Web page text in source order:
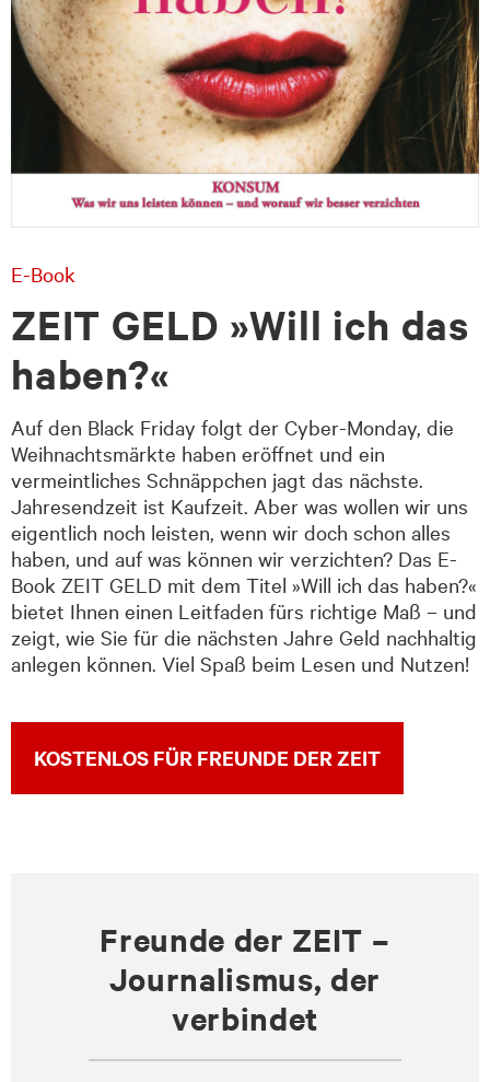
E-Book
ZEIT GELD »Will ich das
haben?«
Auf den Black Friday folgt der Cyber-Monday, die
Weihnachtsmärkte haben eröffnet und ein
vermeintliches Schnäppchen jagt das nächste.
Jahresendzeit ist Kaufzeit. Aber was wollen wir uns
eigentlich noch leisten, wenn wir doch schon alles
haben, und auf was können wir verzichten? Das E-
Book ZEIT GELD mit dem Titel »Will ich das haben?«
bietet Ihnen einen Leitfaden fürs richtige Maß – und
zeigt, wie Sie für die nächsten Jahre Geld nachhaltig
anlegen können. Viel Spaß beim Lesen und Nutzen!
KOSTENLOS FÜR FREUNDE DER ZEIT
Freunde der ZEIT –
Journalismus, der
verbindet